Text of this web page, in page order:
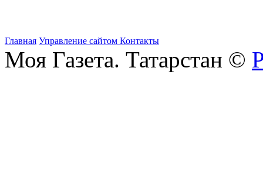
Главная Управление сайтом Контакты
Моя Газета. Татарстан ©